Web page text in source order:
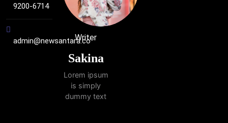
9200-6714
admin@newsantara.co
Writer
Sakina
Lorem ipsum
is simply
dummy text